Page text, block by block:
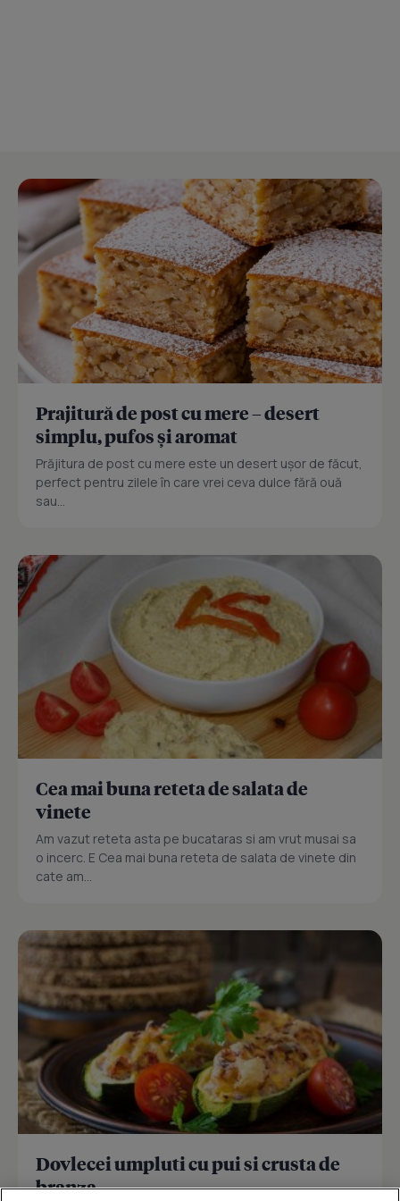
Prajitură de post cu mere – desert
simplu, pufos și aromat
Prăjitura de post cu mere este un desert ușor de făcut,
perfect pentru zilele în care vrei ceva dulce fără ouă
sau...
Cea mai buna reteta de salata de
vinete
Am vazut reteta asta pe bucataras si am vrut musai sa
o incerc. E Cea mai buna reteta de salata de vinete din
cate am...
Dovlecei umpluti cu pui si crusta de
branza